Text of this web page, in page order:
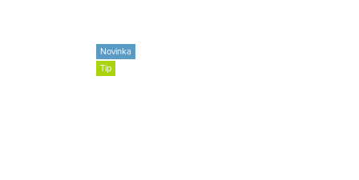
Novinka
Tip